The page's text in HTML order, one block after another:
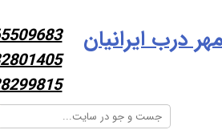
درب ایرانیان